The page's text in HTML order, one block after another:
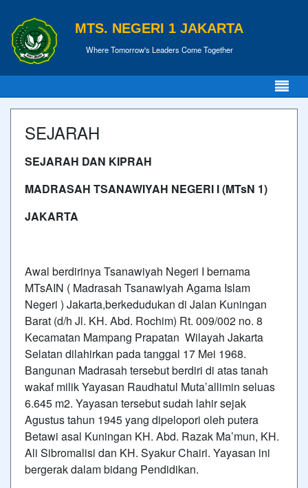
MTS. NEGERI 1 JAKARTA
Where Tomorrow's Leaders Come Together
SEJARAH
SEJARAH DAN KIPRAH
MADRASAH TSANAWIYAH NEGERI I (MTsN 1)
JAKARTA
Awal berdirinya Tsanawiyah Negeri I bernama
MTsAIN ( Madrasah Tsanawiyah Agama Islam
Negeri ) Jakarta,berkedudukan di Jalan Kuningan
Barat (d/h Jl. KH. Abd. Rochim) Rt. 009/002 no. 8
Kecamatan Mampang Prapatan Wilayah Jakarta
Selatan dilahirkan pada tanggal 17 Mei 1968.
Bangunan Madrasah tersebut berdiri di atas tanah
wakaf milik Yayasan Raudhatul Muta’allimin seluas
6.645 m2. Yayasan tersebut sudah lahir sejak
Agustus tahun 1945 yang dipelopori oleh putera
Betawi asal Kuningan KH. Abd. Razak Ma’mun, KH.
Ali Sibromalisi dan KH. Syakur Chairi. Yayasan ini
bergerak dalam bidang Pendidikan.